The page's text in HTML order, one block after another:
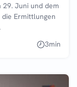
29. Juni und dem
Ermittlungen
3min